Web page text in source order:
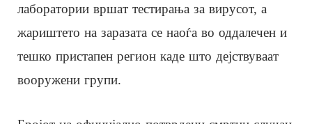
лаборатории вршат тестирања за вирусот, а
жариштето на заразата се наоѓа во оддалечен и
тешко пристапен регион каде што дејствуваат
вооружени групи.